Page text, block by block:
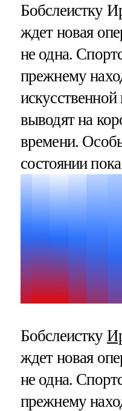
Бобслеистку
ждет новая
не одна.
прежнему
выводят на
времени.
состоянии
Бобслеистку
ждет новая
не одна.
прежнему